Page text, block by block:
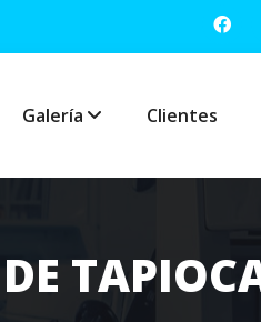
Galería Clientes